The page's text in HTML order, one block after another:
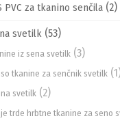
za tkanino senčila (2)
svetilk (53)
iz sena svetilk (3)
tkanine za senčnik svetilk
svetilk (2)
trde hrbtne tkanine za seno